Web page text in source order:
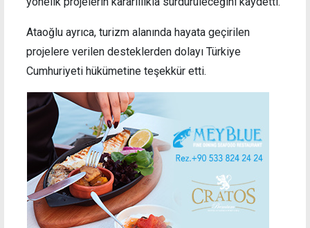
Ataoğlu ayrıca, turizm alanında hayata geçirilen
projelere verilen desteklerden dolayı Türkiye
Cumhuriyeti hükümetine teşekkür etti.